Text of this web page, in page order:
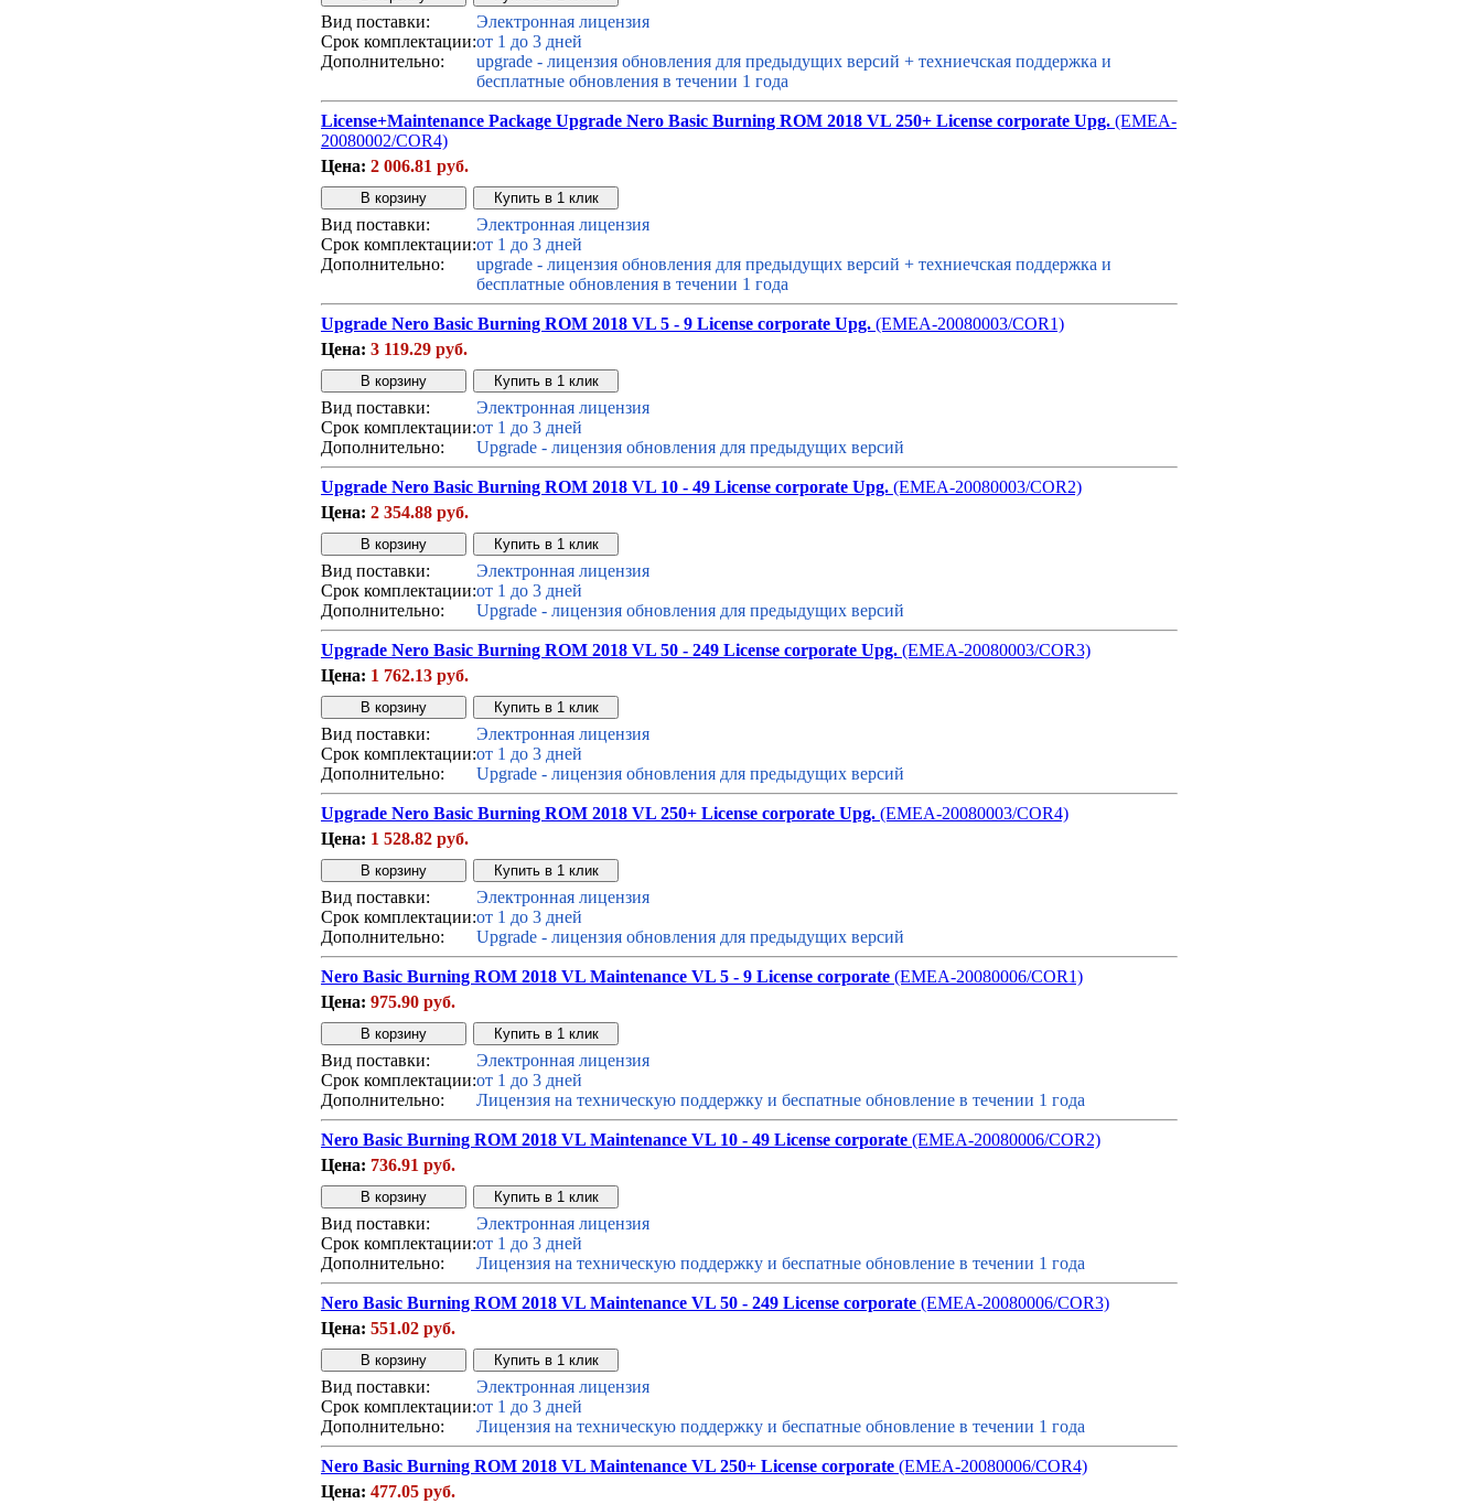
Вид поставки:
Электронная лицензия
Срок комплектации:от 1 до 3 дней
Дополнительно:
upgrade - лицензия обновления для предыдущих версий + техниечская поддержка и
бесплатные обновления в течении 1 года
License+Maintenance Package Upgrade Nero Basic Burning ROM 2018 VL 250+ License corporate Upg. (EMEA-
20080002/COR4)
Цена: 2 006.81 руб.
Вид поставки:
Электронная лицензия
Срок комплектации:от 1 до 3 дней
Дополнительно:
upgrade - лицензия обновления для предыдущих версий + техниечская поддержка и
бесплатные обновления в течении 1 года
Upgrade Nero Basic Burning ROM 2018 VL 5 - 9 License corporate Upg. (EMEA-20080003/COR1)
Цена: 3 119.29 руб.
Вид поставки:
Электронная лицензия
Срок комплектации:от 1 до 3 дней
Дополнительно:
Upgrade - лицензия обновления для предыдущих версий
Upgrade Nero Basic Burning ROM 2018 VL 10 - 49 License corporate Upg. (EMEA-20080003/COR2)
Цена: 2 354.88 руб.
Вид поставки:
Электронная лицензия
Срок комплектации:от 1 до 3 дней
Дополнительно:
Upgrade - лицензия обновления для предыдущих версий
Upgrade Nero Basic Burning ROM 2018 VL 50 - 249 License corporate Upg. (EMEA-20080003/COR3)
Цена: 1 762.13 руб.
Вид поставки:
Электронная лицензия
Срок комплектации:от 1 до 3 дней
Дополнительно:
Upgrade - лицензия обновления для предыдущих версий
Upgrade Nero Basic Burning ROM 2018 VL 250+ License corporate Upg. (EMEA-20080003/COR4)
Цена: 1 528.82 руб.
Вид поставки:
Электронная лицензия
Срок комплектации:от 1 до 3 дней
Дополнительно:
Upgrade - лицензия обновления для предыдущих версий
Nero Basic Burning ROM 2018 VL Maintenance VL 5 - 9 License corporate (EMEA-20080006/COR1)
Цена: 975.90 руб.
Вид поставки:
Электронная лицензия
Срок комплектации:от 1 до 3 дней
Дополнительно:
Лицензия на техническую поддержку и беспатные обновление в течении 1 года
Nero Basic Burning ROM 2018 VL Maintenance VL 10 - 49 License corporate (EMEA-20080006/COR2)
Цена: 736.91 руб.
Вид поставки:
Электронная лицензия
Срок комплектации:от 1 до 3 дней
Дополнительно:
Лицензия на техническую поддержку и беспатные обновление в течении 1 года
Nero Basic Burning ROM 2018 VL Maintenance VL 50 - 249 License corporate (EMEA-20080006/COR3)
Цена: 551.02 руб.
Вид поставки:
Электронная лицензия
Срок комплектации:от 1 до 3 дней
Дополнительно:
Лицензия на техническую поддержку и беспатные обновление в течении 1 года
Nero Basic Burning ROM 2018 VL Maintenance VL 250+ License corporate (EMEA-20080006/COR4)
Цена: 477.05 руб.